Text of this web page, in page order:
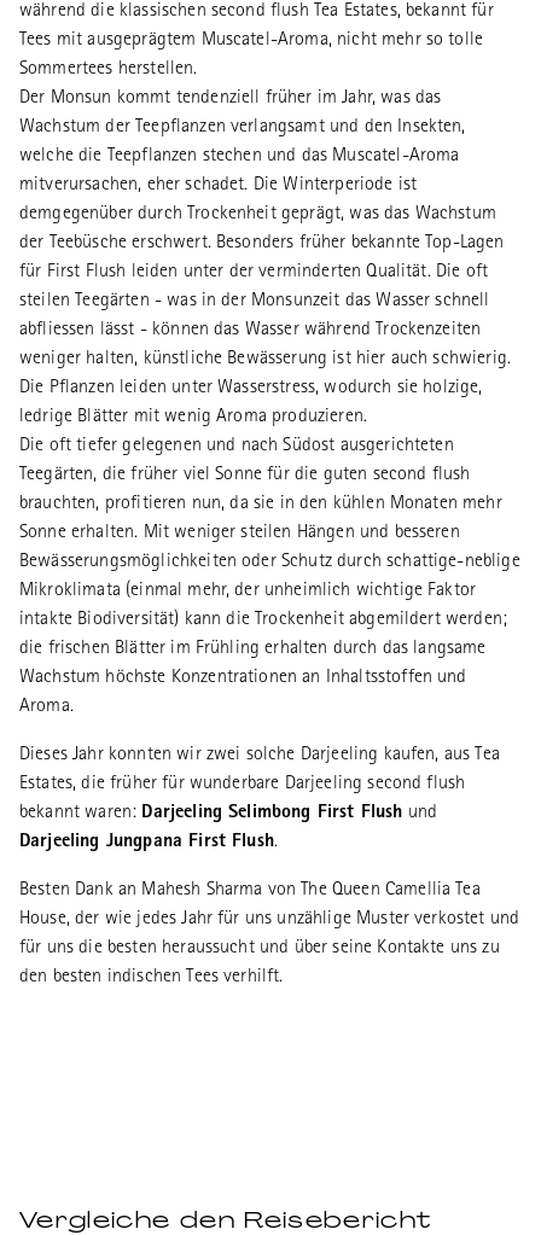
während die klassischen second flush Tea Estates, bekannt für
Tees mit ausgeprägtem Muscatel-Aroma, nicht mehr so tolle
Sommertees herstellen.
Der Monsun kommt tendenziell früher im Jahr, was das
Wachstum der Teepflanzen verlangsamt und den Insekten,
welche die Teepflanzen stechen und das Muscatel-Aroma
mitverursachen, eher schadet. Die Winterperiode ist
demgegenüber durch Trockenheit geprägt, was das Wachstum
der Teebüsche erschwert. Besonders früher bekannte Top-Lagen
für First Flush leiden unter der verminderten Qualität. Die oft
steilen Teegärten - was in der Monsunzeit das Wasser schnell
abfliessen lässt - können das Wasser während Trockenzeiten
weniger halten, künstliche Bewässerung ist hier auch schwierig.
Die Pflanzen leiden unter Wasserstress, wodurch sie holzige,
ledrige Blätter mit wenig Aroma produzieren.
Die oft tiefer gelegenen und nach Südost ausgerichteten
Teegärten, die früher viel Sonne für die guten second flush
brauchten, profitieren nun, da sie in den kühlen Monaten mehr
Sonne erhalten. Mit weniger steilen Hängen und besseren
Bewässerungsmöglichkeiten oder Schutz durch schattige-neblige
Mikroklimata (einmal mehr, der unheimlich wichtige Faktor
intakte Biodiversität) kann die Trockenheit abgemildert werden;
die frischen Blätter im Frühling erhalten durch das langsame
Wachstum höchste Konzentrationen an Inhaltsstoffen und
Aroma.
Dieses Jahr konnten wir zwei solche Darjeeling kaufen, aus Tea
Estates, die früher für wunderbare Darjeeling second flush
bekannt waren: Darjeeling Selimbong First Flush und
Darjeeling Jungpana First Flush.
Besten Dank an Mahesh Sharma von The Queen Camellia Tea
House, der wie jedes Jahr für uns unzählige Muster verkostet und
für uns die besten heraussucht und über seine Kontakte uns zu
den besten indischen Tees verhilft.
Vergleiche den Reisebericht